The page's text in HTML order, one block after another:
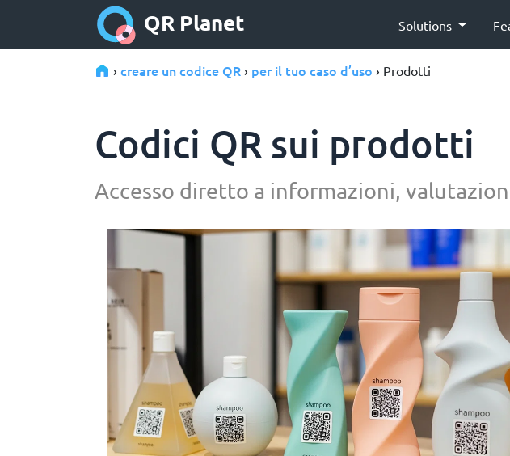
QR Planet Solutions
› creare un codice QR › per il tuo caso d’uso › Prodotti
Codici QR sui prodotti
Accesso diretto a informazioni,